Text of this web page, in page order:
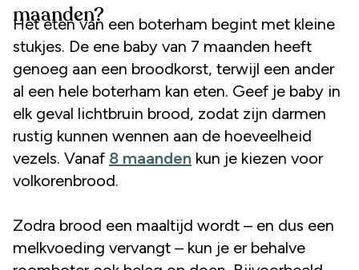
maanden?
Het eten van een boterham begint met kleine
stukjes. De ene baby van 7 maanden heeft
genoeg aan een broodkorst, terwijl een ander
al een hele boterham kan eten. Geef je baby in
elk geval lichtbruin brood, zodat zijn darmen
rustig kunnen wennen aan de hoeveelheid
vezels. Vanaf 8 maanden kun je kiezen voor
volkorenbrood.
Zodra brood een maaltijd wordt – en dus een
melkvoeding vervangt – kun je er behalve